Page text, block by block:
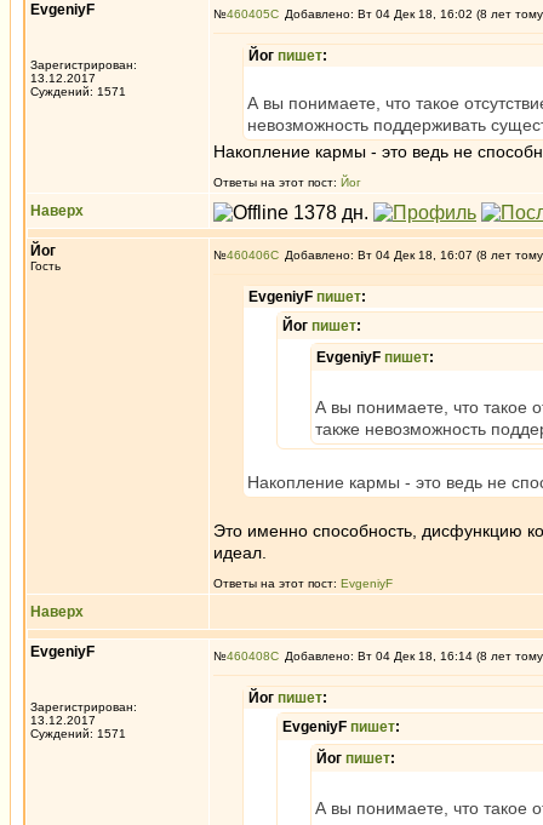
EvgeniyF
Зарегистрирован:
13.12.2017
Суждений: 1571
№460405 Добавлено: Вт 04 Дек 18, 16:02 (8 лет
Йог пишет:
А вы понимаете, что такое
невозможность поддерживать
Накопление кармы - это ведь не
Ответы на этот пост: Йог
Наверх
Йог
Гость
№460406 Добавлено: Вт 04 Дек 18, 16:07 (8 лет
EvgeniyF пишет:
Йог пишет:
EvgeniyF пишет:
А вы понимаете, что такое
также невозможность
Накопление кармы - это ведь не
Это именно способность, дисфункцию
идеал.
Ответы на этот пост: EvgeniyF
Наверх
EvgeniyF
Зарегистрирован:
13.12.2017
Суждений: 1571
№460408 Добавлено: Вт 04 Дек 18, 16:14 (8 лет
Йог пишет:
EvgeniyF пишет:
Йог пишет:
А вы понимаете, что такое